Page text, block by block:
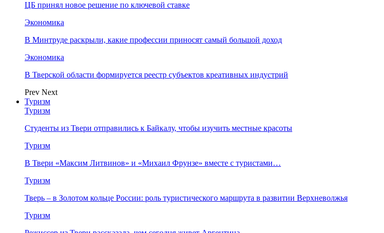
ЦБ принял новое решение по ключевой ставке
Экономика
В Минтруде раскрыли, какие профессии приносят самый большой доход
Экономика
В Тверской области формируется реестр субъектов креативных индустрий
Prev Next
Туризм
Туризм
Студенты из Твери отправились к Байкалу, чтобы изучить местные красоты
Туризм
В Твери «Максим Литвинов» и «Михаил Фрунзе» вместе с туристами…
Туризм
Тверь – в Золотом кольце России: роль туристического маршрута в развитии Верхневолжья
Туризм